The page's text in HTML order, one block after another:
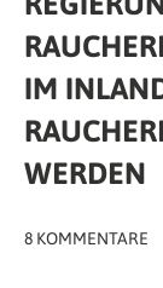
IM
WERDEN
8 KOMMENTARE